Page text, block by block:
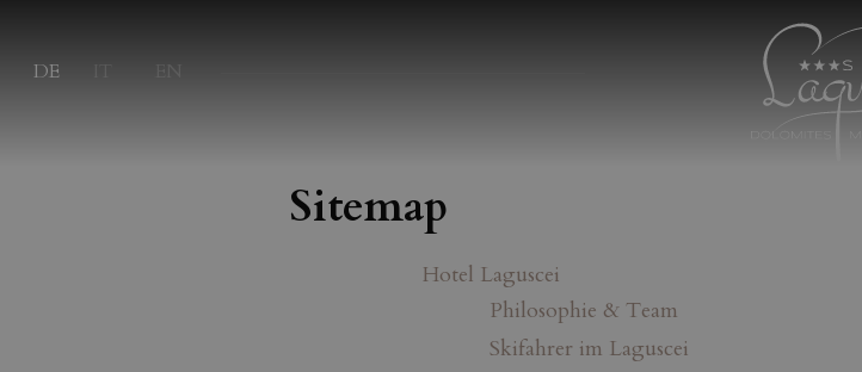
DE IT EN
Sitemap
Hotel Laguscei
Philosophie & Team
Skifahrer im Laguscei